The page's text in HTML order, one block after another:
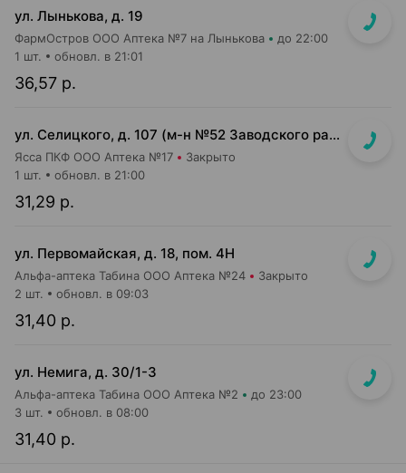
ул. Лынькова, д. 19
ФармОстров ООО Аптека №7 на Лынькова до 22:00
36,57 р.
1 шт. обновл. в 21:01
ул. Селицкого, д. 107 (м-н №52 Заводского райпищеторга)
Ясса ПКФ ООО Аптека №17 Закрыто
31,29 р.
1 шт. обновл. в 21:00
ул. Первомайская, д. 18, пом. 4Н
Альфа-аптека Табина ООО Аптека №24 Закрыто
31,40 р.
2 шт. обновл. в 09:03
ул. Немига, д. 30/1-3
Альфа-аптека Табина ООО Аптека №2 до 23:00
31,40 р.
3 шт. обновл. в 08:00